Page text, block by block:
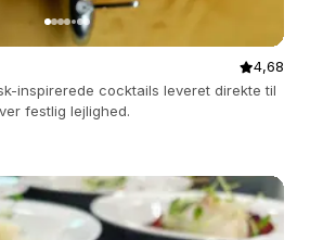
4,68
inspirerede cocktails leveret direkte til
festlig lejlighed.